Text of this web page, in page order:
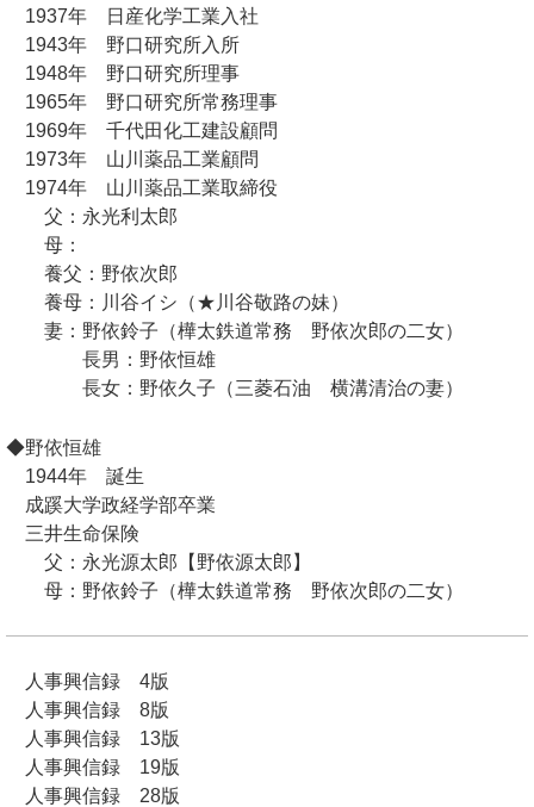
1937年 日産化学工業入社
1943年 野口研究所入所
1948年 野口研究所理事
1965年 野口研究所常務理事
1969年 千代田化工建設顧問
1973年 山川薬品工業顧問
1974年 山川薬品工業取締役
父：永光利太郎
母：
養父：野依次郎
養母：川谷イシ（★川谷敬路の妹）
妻：野依鈴子（樺太鉄道常務 野依次郎の二女）
長男：野依恒雄
長女：野依久子（三菱石油 横溝清治の妻）
◆野依恒雄
1944年 誕生
成蹊大学政経学部卒業
三井生命保険
父：永光源太郎【野依源太郎】
母：野依鈴子（樺太鉄道常務 野依次郎の二女）
人事興信録 4版
人事興信録 8版
人事興信録 13版
人事興信録 19版
人事興信録 28版